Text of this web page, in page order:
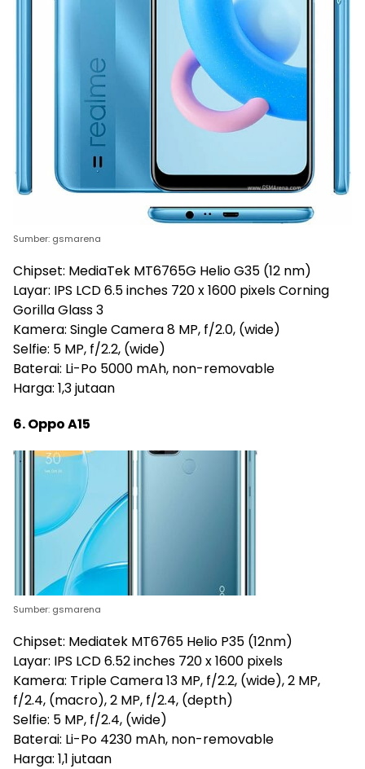
Sumber: gsmarena
Chipset: MediaTek MT6765G Helio G35 (12 nm)
Layar: IPS LCD 6.5 inches 720 x 1600 pixels Corning
Gorilla Glass 3
Kamera: Single Camera 8 MP, f/2.0, (wide)
Selfie: 5 MP, f/2.2, (wide)
Baterai: Li-Po 5000 mAh, non-removable
Harga: 1,3 jutaan
6. Oppo A15
Sumber: gsmarena
Chipset: Mediatek MT6765 Helio P35 (12nm)
Layar: IPS LCD 6.52 inches 720 x 1600 pixels
Kamera: Triple Camera 13 MP, f/2.2, (wide), 2 MP,
f/2.4, (macro), 2 MP, f/2.4, (depth)
Selfie: 5 MP, f/2.4, (wide)
Baterai: Li-Po 4230 mAh, non-removable
Harga: 1,1 jutaan